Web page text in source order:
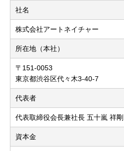
社名
株式会社アートネイチャー
所在地（本社）
〒151-0053
東京都渋谷区代々木3-40-7
代表者
代表取締役会長兼社長 五十嵐 祥剛
資本金